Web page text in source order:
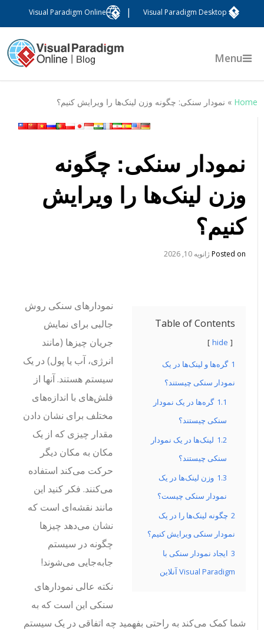
Visual Paradigm Desktop
Visual Paradigm Online
Menu
Home
» نمودار سنکی: چگونه وزن لینک‌ها را ویرایش کنیم؟
نمودار سنکی: چگونه
وزن لینک‌ها را ویرایش
کنیم؟
Posted onژانویه 10, 2026
Table of Contents
hide
گره‌ها و لینک‌ها در یک
نمودار سنکی چیستند؟
1.1 گره‌ها در یک نمودار
سنکی چیستند؟
1.2 لینک‌ها در یک نمودار
سنکی چیستند؟
1.3 وزن لینک‌ها در یک
نمودار سنکی چیست؟
چگونه لینک‌ها را در یک
نمودار سنکی ویرایش کنیم؟
ایجاد نمودار سنکی با
Visual Paradigm آنلاین
نمودارهای سنکی روش
جالبی برای نمایش
جریان چیزها (مانند
انرژی، آب یا پول) در یک
سیستم هستند. آنها از
فلش‌های با اندازه‌های
مختلف برای نشان دادن
مقدار چیزی که از یک
مکان به مکان دیگر
حرکت می‌کند استفاده
می‌کنند. فکر کنید این
مانند نقشه‌ای است که
نشان می‌دهد چیزها
چگونه در سیستم
جابه‌جایی می‌شوند!
نکته عالی نمودارهای
سنکی این است که به
شما کمک می‌کند به راحتی بفهمید چه اتفاقی در یک سیستم